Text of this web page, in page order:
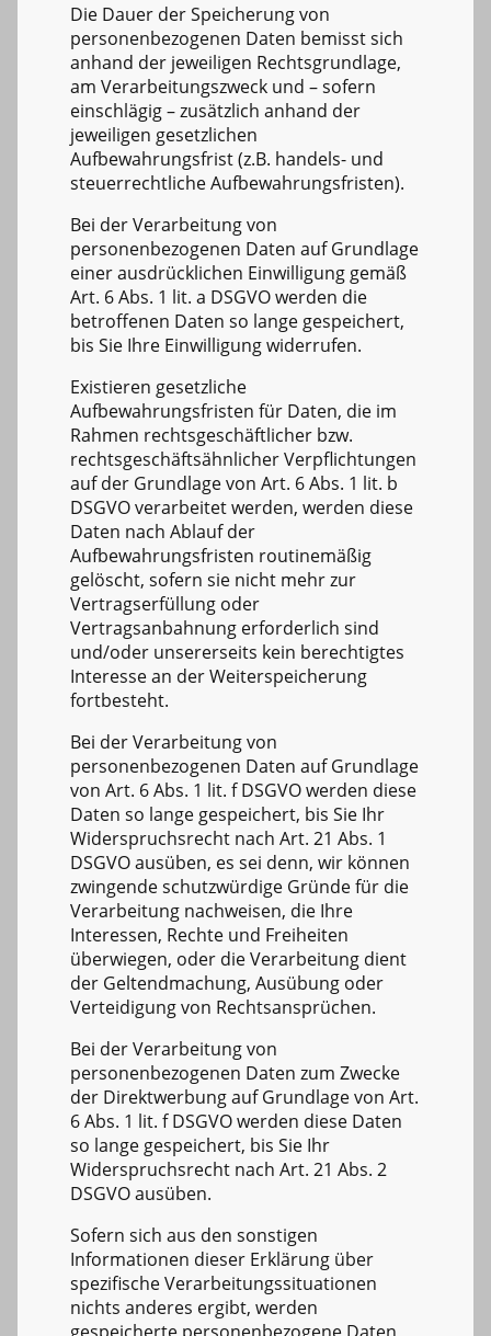
Die Dauer der Speicherung von
personenbezogenen Daten bemisst sich
anhand der jeweiligen Rechtsgrundlage,
am Verarbeitungszweck und – sofern
einschlägig – zusätzlich anhand der
jeweiligen gesetzlichen
Aufbewahrungsfrist (z.B. handels- und
steuerrechtliche Aufbewahrungsfristen).
Bei der Verarbeitung von
personenbezogenen Daten auf Grundlage
einer ausdrücklichen Einwilligung gemäß
Art. 6 Abs. 1 lit. a DSGVO werden die
betroffenen Daten so lange gespeichert,
bis Sie Ihre Einwilligung widerrufen.
Existieren gesetzliche
Aufbewahrungsfristen für Daten, die im
Rahmen rechtsgeschäftlicher bzw.
rechtsgeschäftsähnlicher Verpflichtungen
auf der Grundlage von Art. 6 Abs. 1 lit. b
DSGVO verarbeitet werden, werden diese
Daten nach Ablauf der
Aufbewahrungsfristen routinemäßig
gelöscht, sofern sie nicht mehr zur
Vertragserfüllung oder
Vertragsanbahnung erforderlich sind
und/oder unsererseits kein berechtigtes
Interesse an der Weiterspeicherung
fortbesteht.
Bei der Verarbeitung von
personenbezogenen Daten auf Grundlage
von Art. 6 Abs. 1 lit. f DSGVO werden diese
Daten so lange gespeichert, bis Sie Ihr
Widerspruchsrecht nach Art. 21 Abs. 1
DSGVO ausüben, es sei denn, wir können
zwingende schutzwürdige Gründe für die
Verarbeitung nachweisen, die Ihre
Interessen, Rechte und Freiheiten
überwiegen, oder die Verarbeitung dient
der Geltendmachung, Ausübung oder
Verteidigung von Rechtsansprüchen.
Bei der Verarbeitung von
personenbezogenen Daten zum Zwecke
der Direktwerbung auf Grundlage von Art.
6 Abs. 1 lit. f DSGVO werden diese Daten
so lange gespeichert, bis Sie Ihr
Widerspruchsrecht nach Art. 21 Abs. 2
DSGVO ausüben.
Sofern sich aus den sonstigen
Informationen dieser Erklärung über
spezifische Verarbeitungssituationen
nichts anderes ergibt, werden